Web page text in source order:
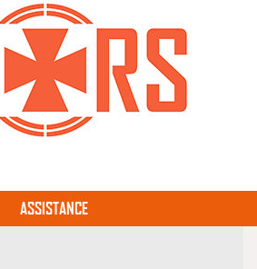
ASSISTANCE